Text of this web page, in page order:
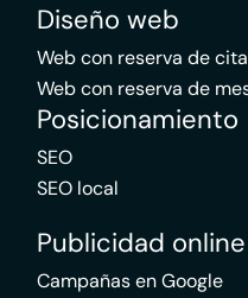
Diseño web
Web con reserva de cita
Web con reserva de
Posicionamiento
SEO
SEO local
Publicidad online
Campañas en Google